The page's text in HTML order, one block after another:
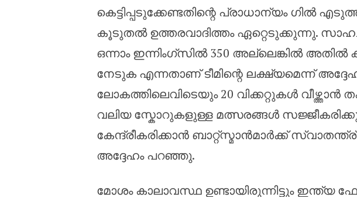
കെട്ടിപ്പടുക്കേണ്ടതിന്റെ പ്രാധാന്യം ഗിൽ
കൂടുതൽ ഉത്തരവാദിത്തം ഏറ്റെടുക്കുന്നു.
ഒന്നാം ഇന്നിംഗ്സിൽ 350 അല്ലെങ്കിൽ
നേടുക എന്നതാണ് ടീമിന്റെ ലക്ഷ്യമെന്ന്
ലോകത്തിലെവിടെയും 20 വിക്കറ്റുകൾ വീഴ്ത്താൻ
വലിയ സ്കോറുകളുള്ള മത്സരങ്ങൾ
കേന്ദ്രീകരിക്കാൻ ബാറ്റ്സ്മാൻമാർക്ക്
അദ്ദേഹം പറഞ്ഞു.
മോശം കാലാവസ്ഥ ഉണ്ടായിരുന്നിട്ടും ഇന്ത്യ